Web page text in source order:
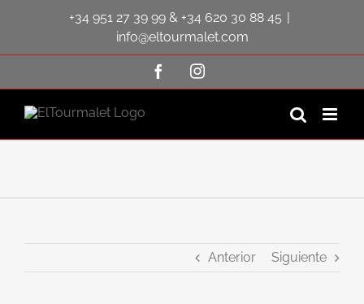
+34 951 27 39 99 & +34 620 30 88 45 |
info@eltourmalet.com
FacebookInstagram
Anterior Siguiente